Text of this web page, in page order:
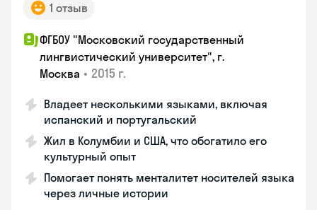
1 отзыв
ФГБОУ "Московский государственный
лингвистический университет", г.
Москва • 2015 г.
Владеет несколькими языками, включая
испанский и португальский
Жил в Колумбии и США, что обогатило его
культурный опыт
Помогает понять менталитет носителей языка
через личные истории